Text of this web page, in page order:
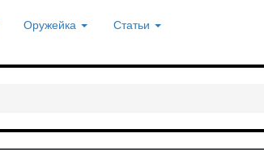
Оружейка Статьи